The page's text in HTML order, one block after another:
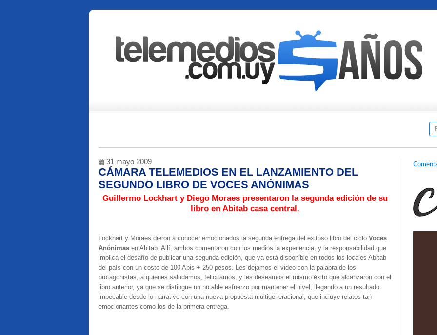
31 mayo 2009
CÁMARA TELEMEDIOS EN EL LANZAMIENTO DEL
SEGUNDO LIBRO DE VOCES ANÓNIMAS
Guillermo Lockhart y Diego Moraes presentaron la segunda edición de su
libro en Abitab casa central.
Lockhart y Moraes dieron a conocer emocionados la segunda entrega del exitoso libro del ciclo Voces
Anónimas en Abitab. Allí, ambos comentaron con los medios la experiencia, y la responsabilidad que
implica el desafío de publicar una segunda edición, que ya está disponible en todos los locales Abitab
del país con un costo de 100 Abis + 250 pesos. Les dejamos el video con la palabra de los
protagonistas, a quienes saludamos, felicitamos, y les deseamos el mismo éxito que alcanzaron con el
libro anterior, ya que se distingue un notable esfuerzo por mantener el nivel, llegando a un resultado
impecable desde lo narrativo con una nueva propuesta multigeneracional, que incluye relatos tan
emocionantes como los de la primera entrega.